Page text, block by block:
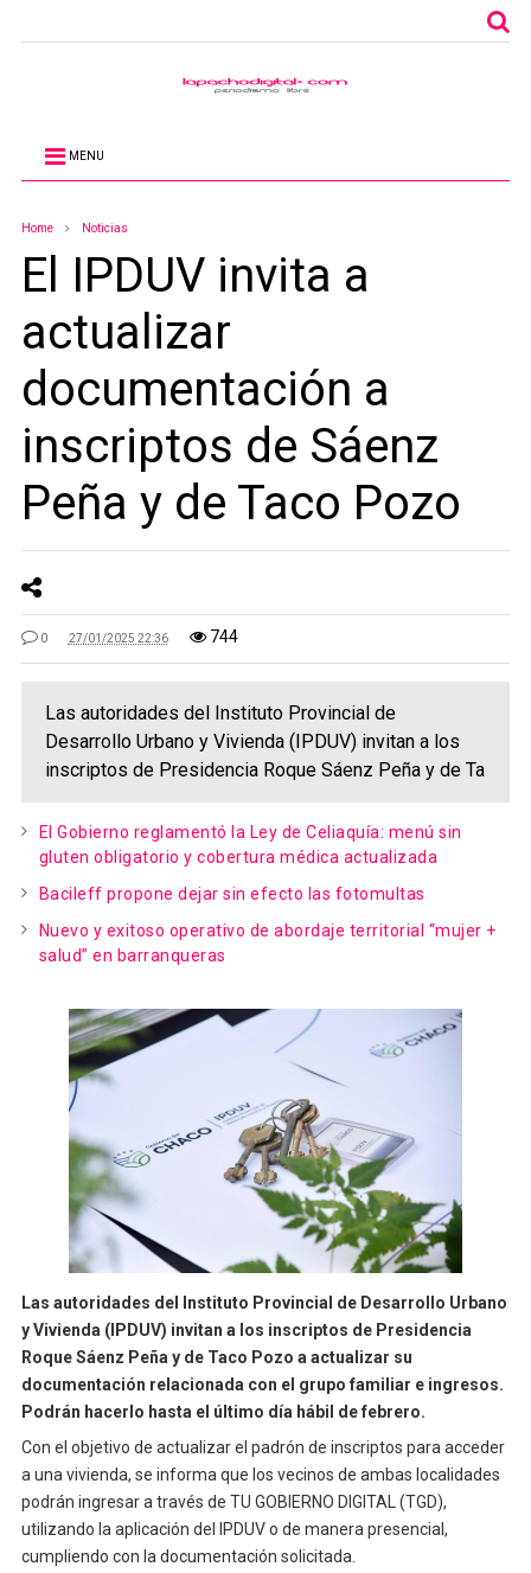
MENU
Home Noticias
El IPDUV invita a
actualizar
documentación a
inscriptos de Sáenz
Peña y de Taco Pozo
0 27/01/2025 22:36 744
Las autoridades del Instituto Provincial de
Desarrollo Urbano y Vivienda (IPDUV) invitan a los
inscriptos de Presidencia Roque Sáenz Peña y de Ta
El Gobierno reglamentó la Ley de Celiaquía: menú sin
gluten obligatorio y cobertura médica actualizada
Bacileff propone dejar sin efecto las fotomultas
Nuevo y exitoso operativo de abordaje territorial “mujer +
salud” en barranqueras
Las autoridades del Instituto Provincial de Desarrollo Urbano
y Vivienda (IPDUV) invitan a los inscriptos de Presidencia
Roque Sáenz Peña y de Taco Pozo a actualizar su
documentación relacionada con el grupo familiar e ingresos.
Podrán hacerlo hasta el último día hábil de febrero.
Con el objetivo de actualizar el padrón de inscriptos para acceder
a una vivienda, se informa que los vecinos de ambas localidades
podrán ingresar a través de TU GOBIERNO DIGITAL (TGD),
utilizando la aplicación del IPDUV o de manera presencial,
cumpliendo con la documentación solicitada.